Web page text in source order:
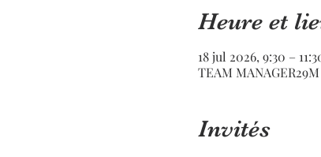
Heure et
18 jul 2026, 9:30 –
TEAM
Invités